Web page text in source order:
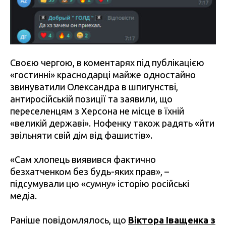
Своєю чергою, в коментарях під публікацією
«гостинні» краснодарці майже одностайно
звинуватили Олександра в шпигунстві,
антиросійській позиції та заявили, що
переселенцям з Херсона не місце в їхній
«великій державі». Нофенку також радять «йти
звільняти свій дім від фашистів».
«Сам хлопець виявився фактично
безхатченком без будь-яких прав», –
підсумували цю «сумну» історію російські
медіа.
Раніше повідомлялось, що Віктора Іващенка з